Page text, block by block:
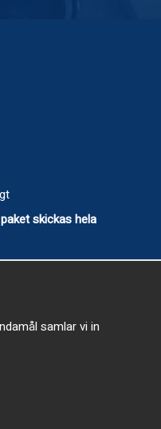
skickas hela
samlar vi in